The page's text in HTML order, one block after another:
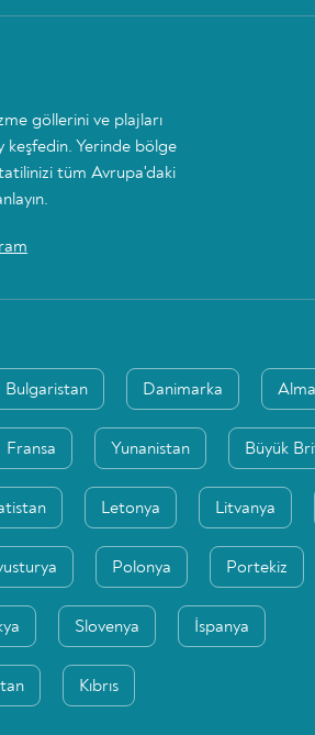
göllerini ve plajları
keşfedin. Yerinde bölge
tatilinizi tüm Avrupa'daki
Bulgaristan Danimarka
Fransa Yunanistan Büyük
Letonya Litvanya
Polonya Portekiz
Slovenya İspanya
Kıbrıs